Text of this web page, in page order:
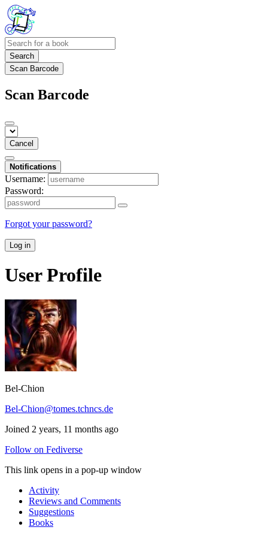
Search
Scan Barcode
Scan Barcode
Cancel
Notifications
Username:
Password:
Forgot your password?
Log in
User Profile
Bel-Chion
Bel-Chion@tomes.tchncs.de
Joined 2 years, 11 months ago
Follow on Fediverse
This link opens in a pop-up window
Activity
Reviews and Comments
Suggestions
Books